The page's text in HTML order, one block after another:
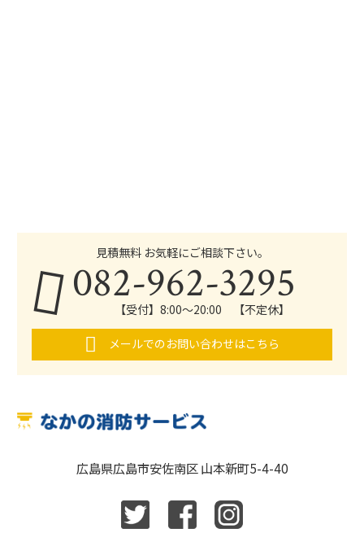
見積無料 お気軽にご相談下さい。
082-962-3295
【受付】8:00～20:00 【不定休】
メールでのお問い合わせはこちら
広島県広島市安佐南区 山本新町5-4-40